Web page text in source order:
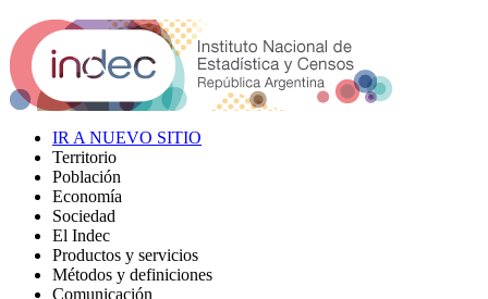
IR A NUEVO SITIO
Territorio
Población
Economía
Sociedad
El Indec
Productos y servicios
Métodos y definiciones
Comunicación